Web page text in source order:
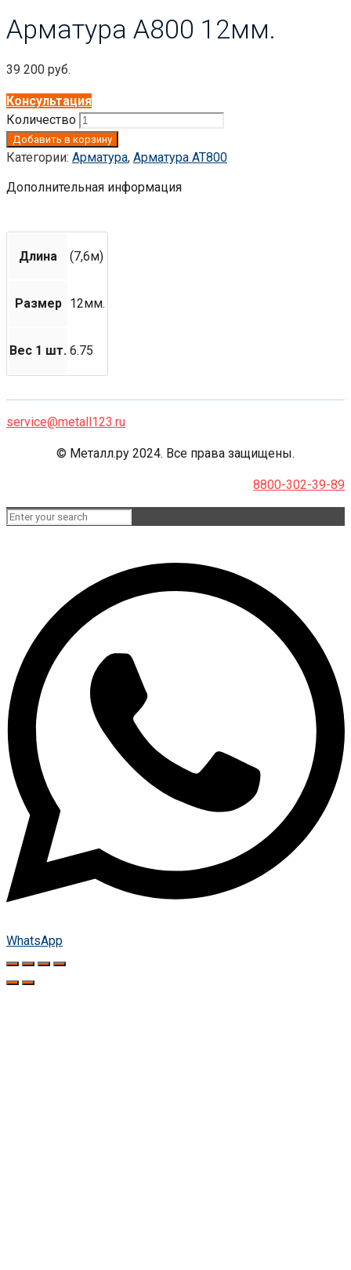
Арматура А800 12мм.
39 200 руб.
Консультация
Количество
Добавить в корзину
Категории: Арматура, Арматура АТ800
Дополнительная информация
Длина (7,6м)
Размер 12мм.
Вес 1 шт. 6.75
service@metall123.ru
© Металл.ру 2024. Все права защищены.
8800-302-39-89
WhatsApp